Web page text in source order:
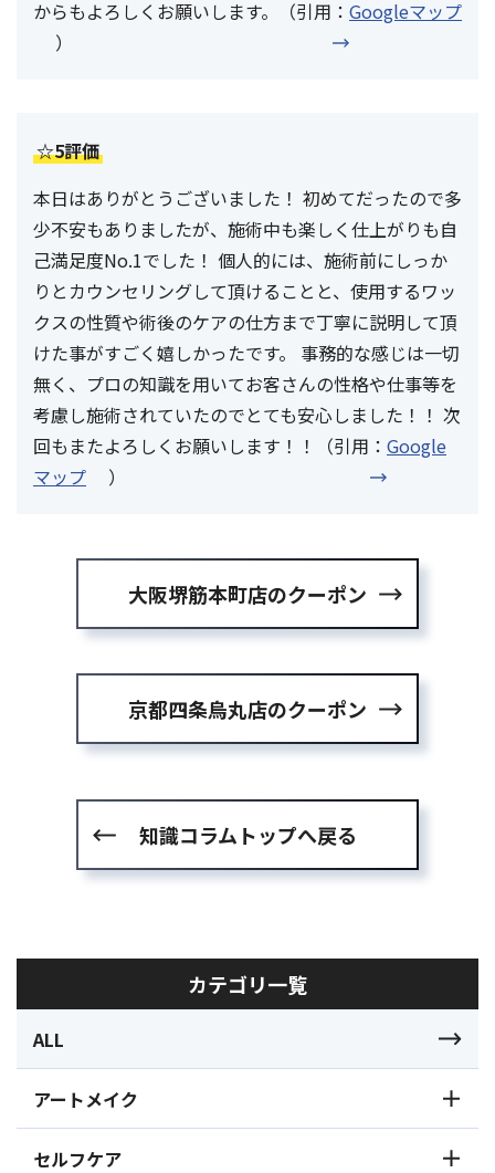
からもよろしくお願いします。（引用： Googleマップ
）
☆5評価
本日はありがとうございました！ 初めてだったので多
少不安もありましたが、施術中も楽しく仕上がりも自
己満足度No.1でした！ 個人的には、施術前にしっか
りとカウンセリングして頂けることと、使用するワッ
クスの性質や術後のケアの仕方まで丁寧に説明して頂
けた事がすごく嬉しかったです。 事務的な感じは一切
無く、プロの知識を用いてお客さんの性格や仕事等を
考慮し施術されていたのでとても安心しました！！ 次
回もまたよろしくお願いします！！（引用： Google
マップ
）
大阪堺筋本町店のクーポン
京都四条烏丸店のクーポン
知識コラムトップへ戻る
カテゴリ一覧
ALL
アートメイク
セルフケア